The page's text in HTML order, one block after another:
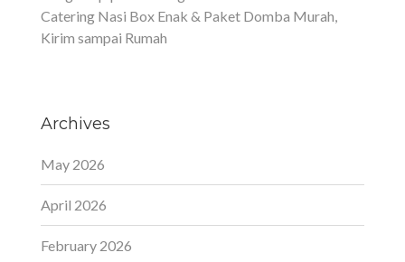
Catering Nasi Box Enak & Paket Domba Murah,
Kirim sampai Rumah
Archives
May 2026
April 2026
February 2026